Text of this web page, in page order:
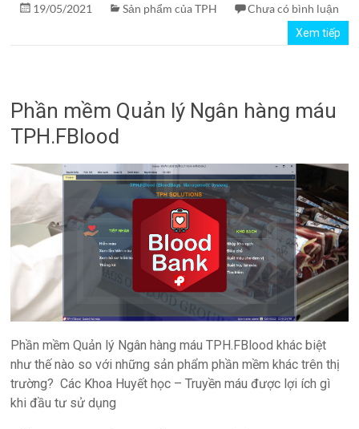
19/05/2021 Sản phẩm của TPH Chưa có bình luận
Xem tiếp
Phần mềm Quản lý Ngân hàng máu
TPH.FBlood
Phần mềm Quản lý Ngân hàng máu TPH.FBlood khác biệt
như thế nào so với những sản phẩm phần mềm khác trên thị
trường? Các Khoa Huyết học – Truyền máu được lợi ích gì
khi đầu tư sử dụng